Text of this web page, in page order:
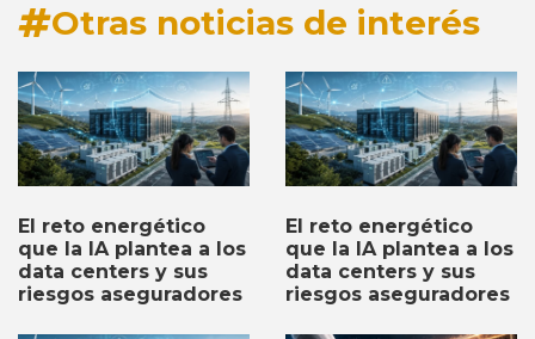
Otras noticias de interés
El reto energético
que la IA plantea a los
data centers y sus
riesgos aseguradores
El reto energético
que la IA plantea a los
data centers y sus
riesgos aseguradores